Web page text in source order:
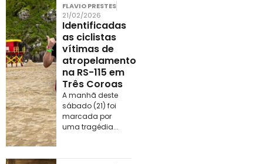
FLAVIO PRESTES
21/02/2026
Identificadas
as ciclistas
vítimas de
atropelamento
na RS-115 em
Três Coroas
A manhã deste
sábado (21) foi
marcada por
uma tragédia...